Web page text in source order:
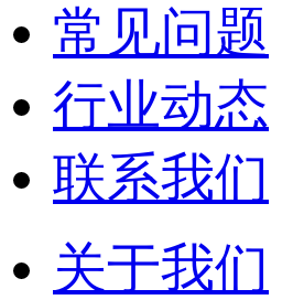
常见问题
行业动态
联系我们
关于我们